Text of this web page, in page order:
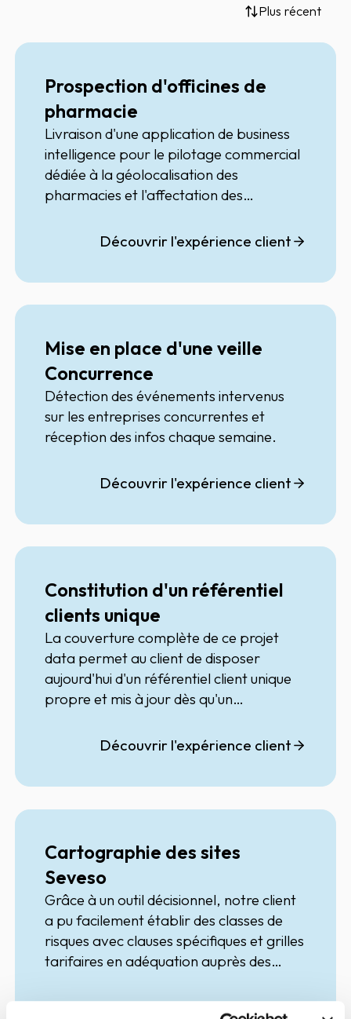
Plus récent
Prospection d'officines de
pharmacie
Livraison d'une application de business
intelligence pour le pilotage commercial
dédiée à la géolocalisation des
pharmacies et l'affectation des
Découvrir l'expérience client
Mise en place d'une veille
Concurrence
Détection des événements intervenus
sur les entreprises concurrentes et
réception des infos chaque semaine.
Découvrir l'expérience client
Constitution d'un référentiel
clients unique
La couverture complète de ce projet
data permet au client de disposer
aujourd'hui d'un référentiel client unique
propre et mis à jour dès qu'un
entreprise ainsi qu'une base prospects
constituée d'entreprises jumelles de ses
Découvrir l'expérience client
Cartographie des sites
Seveso
Grâce à un outil décisionnel, notre client
a pu facilement établir des classes de
risques avec clauses spécifiques et grilles
tarifaires en adéquation auprès des